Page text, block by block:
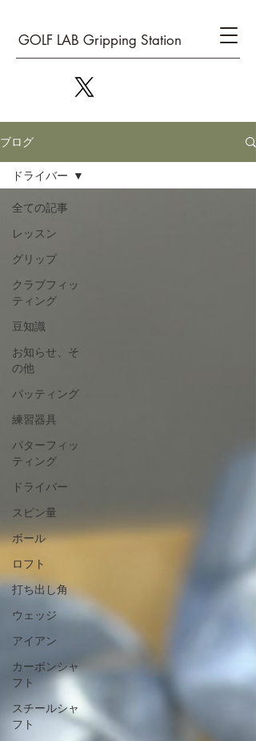
GOLF LAB Gripping Station
ブログ
全ての記事
レッスン
グリップ
クラブフィッ
ティング
豆知識
お知らせ、そ
の他
パッティング
練習器具
パターフィッ
ティング
ドライバー
スピン量
ボール
ロフト
打ち出し角
ウェッジ
アイアン
カーボンシャ
フト
スチールシャ
フト
ドライバー